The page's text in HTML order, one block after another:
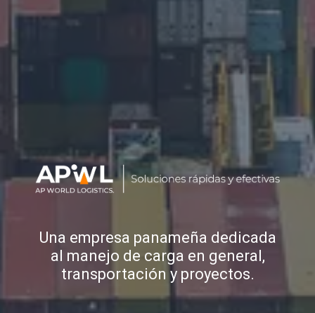
Una empresa panameña dedicada
al manejo de carga en general,
transportación y proyectos.